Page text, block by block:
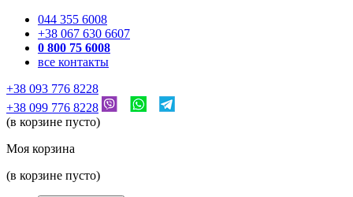
044 355 6008
+38 067 630 6607
0 800 75 6008
все контакты
+38 093 776 8228
+38 099 776 8228
(в корзине пусто)
Моя корзина
(в корзине пусто)